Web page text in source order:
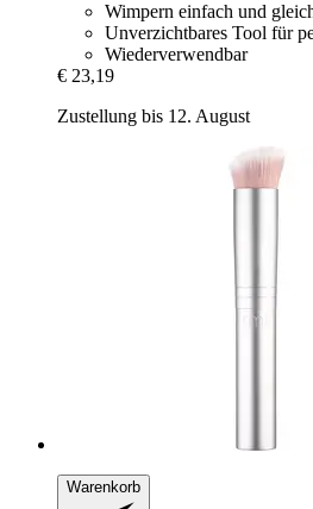
Wimpern einfach und
Unverzichtbares Tool für
Wiederverwendbar
€ 23,19
Zustellung bis 12. August
Warenkorb